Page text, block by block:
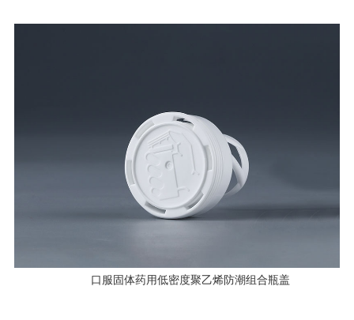
口服固体药用低密度聚乙烯防潮组合瓶盖